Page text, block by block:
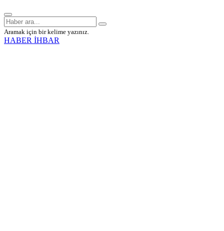
Aramak için bir kelime yazınız.
HABER İHBAR